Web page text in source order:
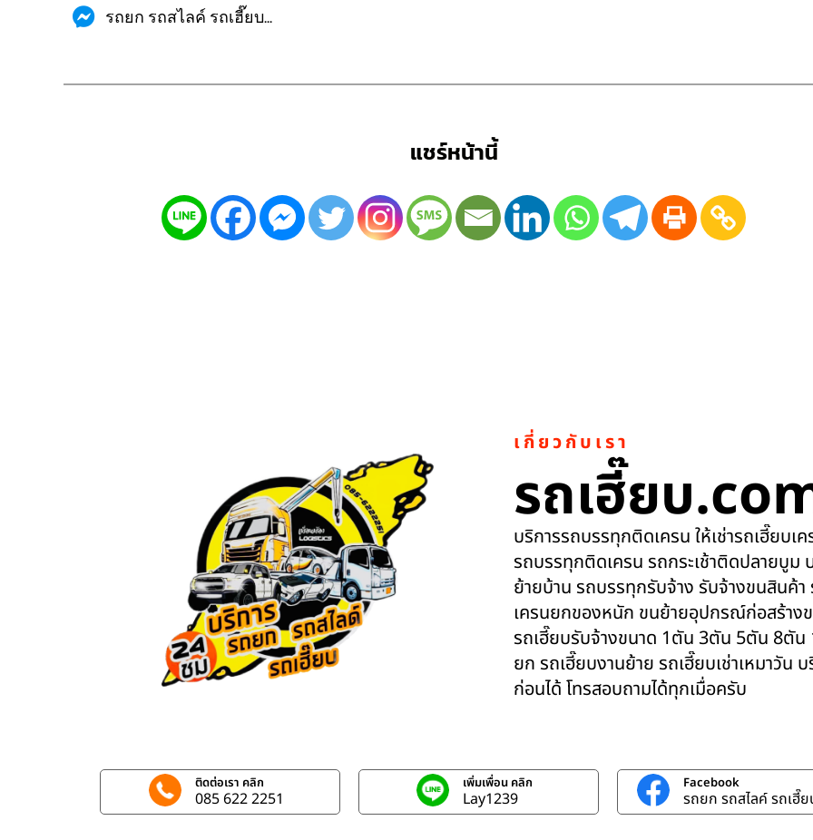
รถยก รถสไลค์ รถเฮี๊ยบ...
แชร์หน้านี้
เกี่ยวกับเรา
รถเฮี๊ยบ
บริการรถบรรทุกติดเครน ให้เช่ารถเฮี๊ยบเ
รถบรรทุกติดเครน รถกระเช้าติดปลายบู
ย้ายบ้าน รถบรรทุกรับจ้าง รับจ้างขนสินค้
เครนยกของหนัก ขนย้ายอุปกรณ์ก่อสร้าง
รถเฮี๊ยบรับจ้างขนาด 1ตัน 3ตัน 5ตัน 8ตั
ยก รถเฮี๊ยบงานย้าย รถเฮี๊ยบเช่าเหมาวัน
ก่อนได้ โทรสอบถามได้ทุกเมื่อครับ
ติดต่อเรา คลิก
085 622 2251
เพิ่มเพื่อน คลิก
Lay1239
Facebook
รถยก รถสไลค์ รถเฮี๊ย